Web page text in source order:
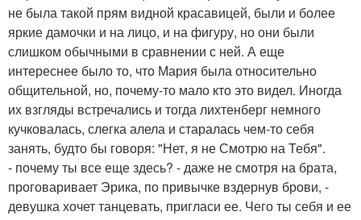
не была такой прям видной красавицей, были и более
яркие дамочки и на лицо, и на фигуру, но они были
слишком обычными в сравнении с ней. А еще
интереснее было то, что Мария была относительно
общительной, но, почему-то мало кто это видел. Иногда
их взгляды встречались и тогда лихтенберг немного
кучковалась, слегка алела и старалась чем-то себя
занять, будто бы говоря: "Нет, я не Смотрю на Тебя".
- почему ты все еще здесь? - даже не смотря на брата,
проговаривает Эрика, по привычке вздернув брови, -
девушка хочет танцевать, пригласи ее. Чего ты себя и ее